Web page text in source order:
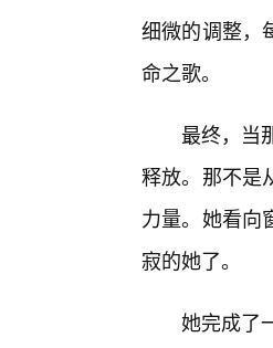
细微的调整，
命之歌。
最终，当
释放。那不是
力量。她看向
寂的她了。
她完成了